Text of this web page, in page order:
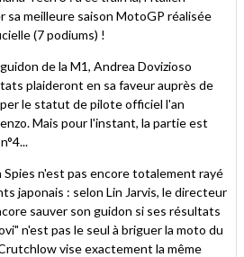
sa meilleure saison MotoGP réalisée
(7 podiums) !
de la M1, Andrea Dovizioso
plaideront en sa faveur auprès de
le statut de pilote officiel l'an
Mais pour l'instant, la partie est
Spies n'est pas encore totalement rayé
japonais : selon Lin Jarvis, le directeur
sauver son guidon si ses résultats
n'est pas le seul à briguer la moto du
vise exactement la même